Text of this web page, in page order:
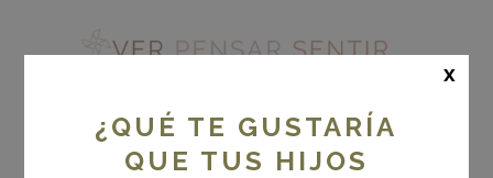
¿QUÉ TE GUSTARÍA
QUE TUS HIJOS
x